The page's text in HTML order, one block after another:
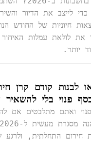
לייצב את הדיור
חיוניות של החודש
את לולאת עמלות
יותר.
פנוי בלי
ואתם מתלבטים אם
חירום התחלתית, ולרגע